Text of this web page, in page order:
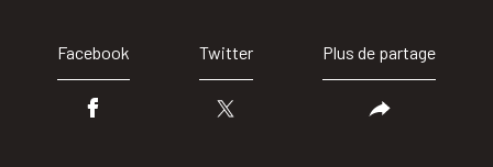
Facebook Twitter Plus de partage